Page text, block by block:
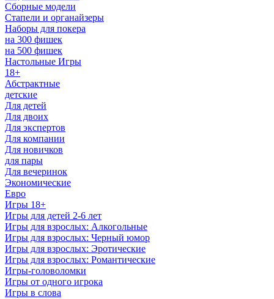
Сборные модели
Стапели и органайзеры
Наборы для покера
на 300 фишек
на 500 фишек
Настольные Игры
18+
Абстрактные
детские
Для детей
Для двоих
Для экспертов
Для компании
Для новичков
для пары
Для вечеринок
Экономические
Евро
Игры 18+
Игры для детей 2-6 лет
Игры для взрослых: Алкогольные
Игры для взрослых: Черный юмор
Игры для взрослых: Эротические
Игры для взрослых: Романтические
Игры-головоломки
Игры от одного игрока
Игры в слова